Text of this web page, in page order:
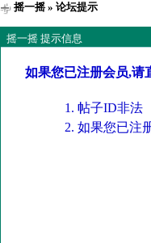
摇一摇» 论坛提示
摇一摇 提示信息
如果您已注册会员,请
帖子ID非法
如果您已注